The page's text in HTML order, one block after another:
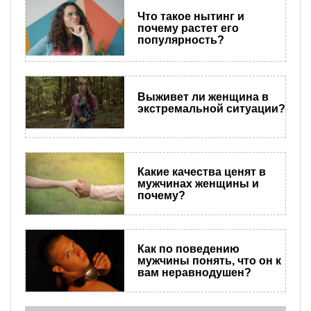
Что такое нытинг и
почему растет его
популярность?
Выживет ли женщина в
экстремальной ситуации?
Какие качества ценят в
мужчинах женщины и
почему?
Как по поведению
мужчины понять, что он к
вам неравнодушен?